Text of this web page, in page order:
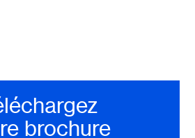
brochure